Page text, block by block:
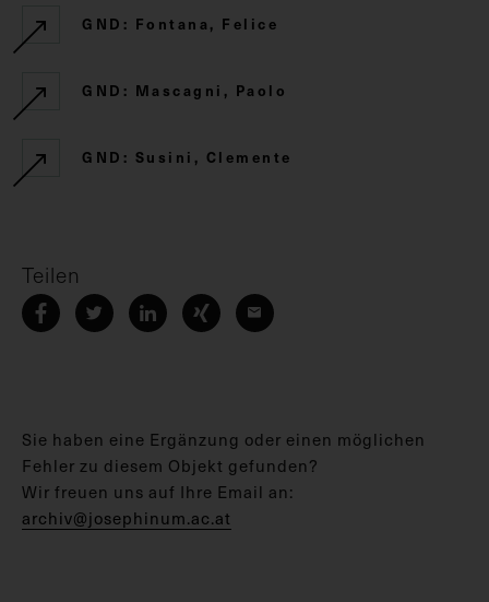
GND: Fontana, Felice
GND: Mascagni, Paolo
GND: Susini, Clemente
Teilen
Sie haben eine Ergänzung oder einen möglichen
Fehler zu diesem Objekt gefunden?
Wir freuen uns auf Ihre Email an:
archiv@josephinum.ac.at